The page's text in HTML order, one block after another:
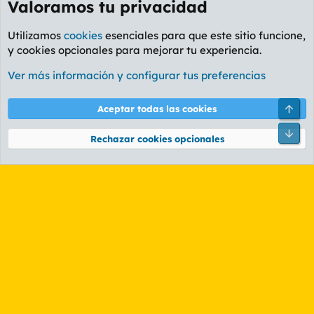
Foro General
Cookies
PL OLDSTYLE AMARILLO
Términos y reglas Política de privacidad Ayuda
Community platform by XenForo® © 2010-2026 XenForo Ltd.
Valoramos tu privacidad
Utilizamos cookies esenciales para que este sitio funcione,
y cookies opcionales para mejorar tu experiencia.
Ver más información y configurar tus preferencias
Aceptar todas las cookies
Rechazar cookies opcionales
Pie